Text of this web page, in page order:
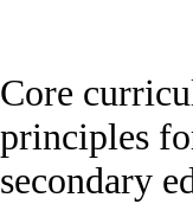
Core
principles
secondary